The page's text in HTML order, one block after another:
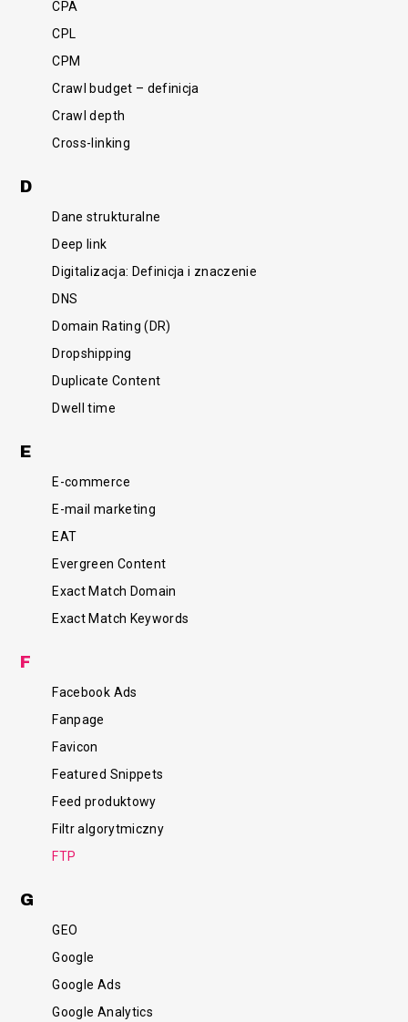
CPA
CPL
CPM
Crawl budget – definicja
Crawl depth
Cross-linking
D
Dane strukturalne
Deep link
Digitalizacja: Definicja i znaczenie
DNS
Domain Rating (DR)
Dropshipping
Duplicate Content
Dwell time
E
E-commerce
E-mail marketing
EAT
Evergreen Content
Exact Match Domain
Exact Match Keywords
F
Facebook Ads
Fanpage
Favicon
Featured Snippets
Feed produktowy
Filtr algorytmiczny
FTP
G
GEO
Google
Google Ads
Google Analytics